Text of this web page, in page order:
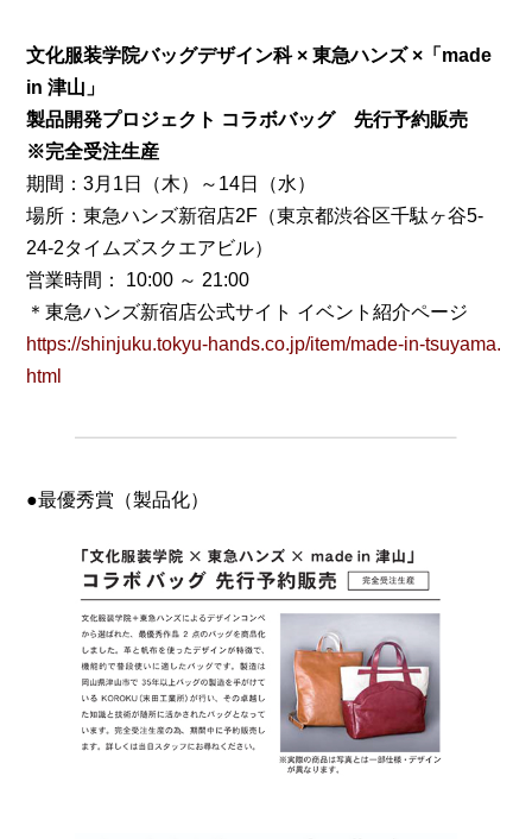
文化服装学院バッグデザイン科 × 東急ハンズ ×「made
in 津山」
製品開発プロジェクト コラボバッグ 先行予約販売
※完全受注生産
期間：3月1日（木）～14日（水）
場所：東急ハンズ新宿店2F（東京都渋谷区千駄ヶ谷5-
24-2タイムズスクエアビル）
営業時間： 10:00 ～ 21:00
＊東急ハンズ新宿店公式サイト イベント紹介ページ
https://shinjuku.tokyu-hands.co.jp/item/made-in-tsuyama.
html
●最優秀賞（製品化）